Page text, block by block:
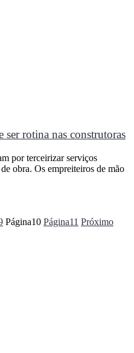
rotina nas construtoras
por terceirizar serviços
obra. Os empreiteiros de mão
Página10 Página11 Próximo